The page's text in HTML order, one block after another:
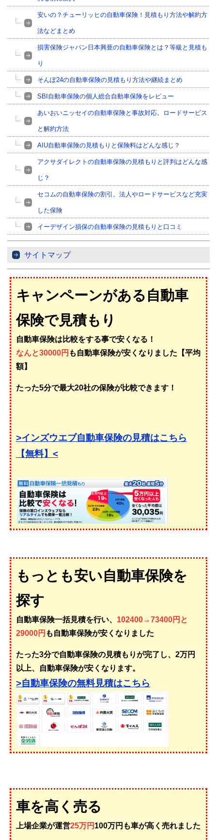
安いの？チューリッヒの自動車保険！見積もり方法や解約方
法などまとめ
損害保険ジャパン日本興亜の自動車保険とは？等級と見積も
り
そんぽ24の自動車保険の見積もり方法や継続まとめ
SBI自動車保険の個人総合自動車保険をレビュー
あいおいニッセイの自動車保険と事故対応。ロードサービス
と解約方法
AIU自動車保険の見積もりと保険料はどんな感じ？
アクサダイレクトの自動車保険の見積もりと評判はどんな感
じ？
セコムの自動車保険の割引。法人やロードサービスなど充実
した保険
イーデザイン損保の自動車保険の見積もりと口コミ
サイトマップ
キャンペーンがある自動車
保険で見積もり
自動車保険は比較をする事で安くなる！
なんと30000円 も自動車保険が安くなりました【平均
額】
たった5分で最大20社の保険が比較できます！
>インズウエブ自動車保険の見積はこちら
【無料】<
もっとも安い自動車保険を
探す
自動車保険一括見積を行い、 102400→73400円と
29000円 も自動車保険が安くなりました
たった3分で自動車保険の見積もりが完了し、2万円
以上、自動車保険が安くなります。
>自動車保険の無料見積はこちら
車を高く売る
上場企業が運営25万円 100万円も車が高く売れました